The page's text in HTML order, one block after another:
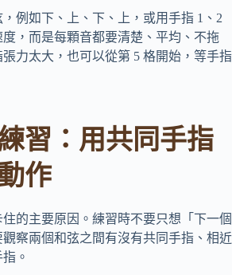
例如下、上、下、上，或用手指 1、2
，而是每顆音都要清楚、平均、不拖
力太大，也可以從第 5 格開始，等手指
習：用共同手指
作
的主要原因。練習時不要只想「下一個
察兩個和弦之間有沒有共同手指、相近
。